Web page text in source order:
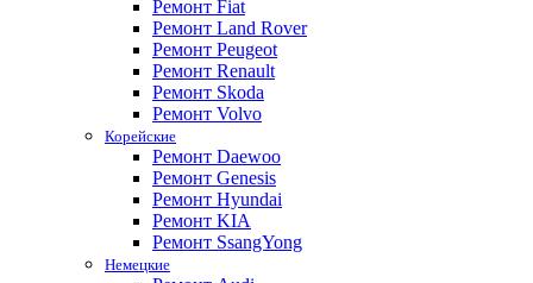
Ремонт Fiat
Ремонт Land Rover
Ремонт Peugeot
Ремонт Renault
Ремонт Skoda
Ремонт Volvo
Корейские
Ремонт Daewoo
Ремонт Genesis
Ремонт Hyundai
Ремонт KIA
Ремонт SsangYong
Немецкие